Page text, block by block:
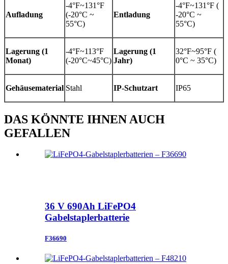
Aufladung
-4°F~131°F
(-20°C ~
55°C)
Entladung
-4°F~131°F (
-20°C ~
55°C)
Lagerung (1
Monat)
-4°F~113°F
(-20°C~45°C)
Lagerung (1
Jahr)
32°F~95°F (
0°C ~ 35°C)
Gehäusematerial Stahl IP-Schutzart IP65
DAS KÖNNTE IHNEN AUCH
GEFALLEN
36 V 690Ah LiFePO4
Gabelstaplerbatterie
F36690